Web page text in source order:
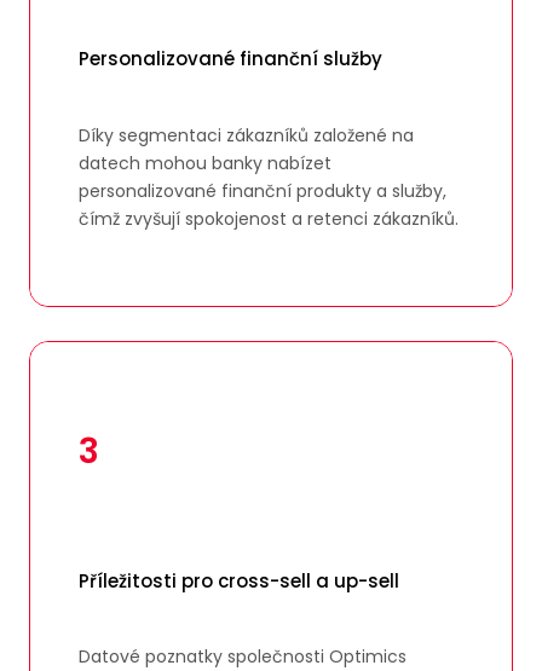
Personalizované finanční služby
Díky segmentaci zákazníků založené na
datech mohou banky nabízet
personalizované finanční produkty a služby,
čímž zvyšují spokojenost a retenci zákazníků.
3
Příležitosti pro cross-sell a up-sell
Datové poznatky společnosti Optimics